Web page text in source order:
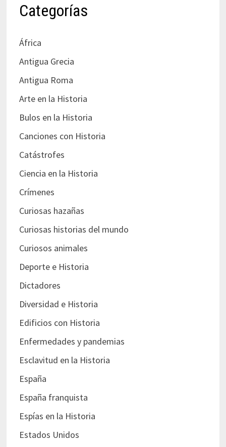
Categorías
África
Antigua Grecia
Antigua Roma
Arte en la Historia
Bulos en la Historia
Canciones con Historia
Catástrofes
Ciencia en la Historia
Crímenes
Curiosas hazañas
Curiosas historias del mundo
Curiosos animales
Deporte e Historia
Dictadores
Diversidad e Historia
Edificios con Historia
Enfermedades y pandemias
Esclavitud en la Historia
España
España franquista
Espías en la Historia
Estados Unidos